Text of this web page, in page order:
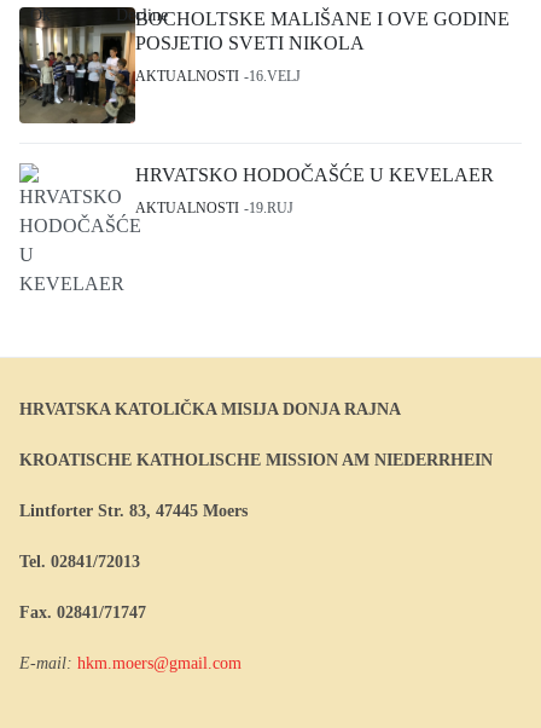
BOCHOLTSKE MALIŠANE I OVE GODINE
POSJETIO SVETI NIKOLA
AKTUALNOSTI 16.VELJ
HRVATSKO HODOČAŠĆE U KEVELAER
AKTUALNOSTI 19.RUJ
HRVATSKA KATOLIČKA MISIJA DONJA RAJNA
KROATISCHE KATHOLISCHE MISSION AM NIEDERRHEIN
Lintforter Str. 83, 47445 Moers
Tel. 02841/72013
Fax. 02841/71747
E-mail: hkm.moers@gmail.com
Ok Decline